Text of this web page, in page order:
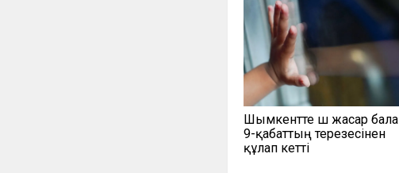
Шымкентте үш жасар бала
9-қабаттың терезесінен
құлап кетті